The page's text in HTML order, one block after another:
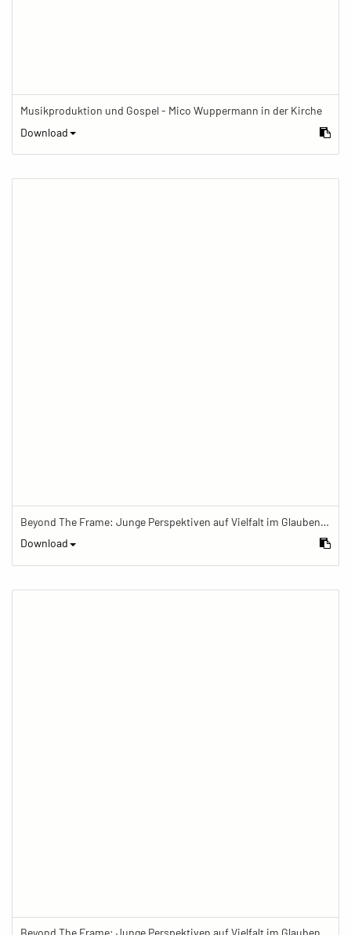
Musikproduktion und Gospel - Mico Wuppermann in der Kirche
Download
Beyond The Frame: Junge Perspektiven auf Vielfalt im Glauben - Eine Kinderwiege steht vor einem Fenster in der Wohnung der Familie
Download